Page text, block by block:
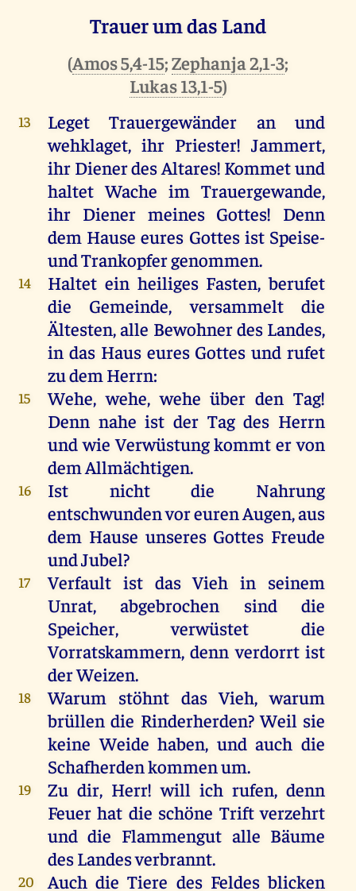
Trauer um das Land
(Amos 5,4-15;Zephanja 2,1-3;
Lukas 13,1-5)
13
Leget Trauergewänder an und
wehklaget, ihr Priester! Jammert,
ihr Diener des Altares! Kommet und
haltet Wache im Trauergewande,
ihr Diener meines Gottes! Denn
dem Hause eures Gottes ist Speise-
und Trankopfer genommen.
14
Haltet ein heiliges Fasten, berufet
die Gemeinde, versammelt die
Ältesten, alle Bewohner des Landes,
in das Haus eures Gottes und rufet
zu dem Herrn:
15
Wehe, wehe, wehe über den Tag!
Denn nahe ist der Tag des Herrn
und wie Verwüstung kommt er von
dem Allmächtigen.
16
Ist nicht die Nahrung
entschwunden vor euren Augen, aus
dem Hause unseres Gottes Freude
und Jubel?
17
Verfault ist das Vieh in seinem
Unrat, abgebrochen sind die
Speicher, verwüstet die
Vorratskammern, denn verdorrt ist
der Weizen.
18
Warum stöhnt das Vieh, warum
brüllen die Rinderherden? Weil sie
keine Weide haben, und auch die
Schafherden kommen um.
19
Zu dir, Herr! will ich rufen, denn
Feuer hat die schöne Trift verzehrt
und die Flammengut alle Bäume
des Landes verbrannt.
20 Auch die Tiere des Feldes blicken